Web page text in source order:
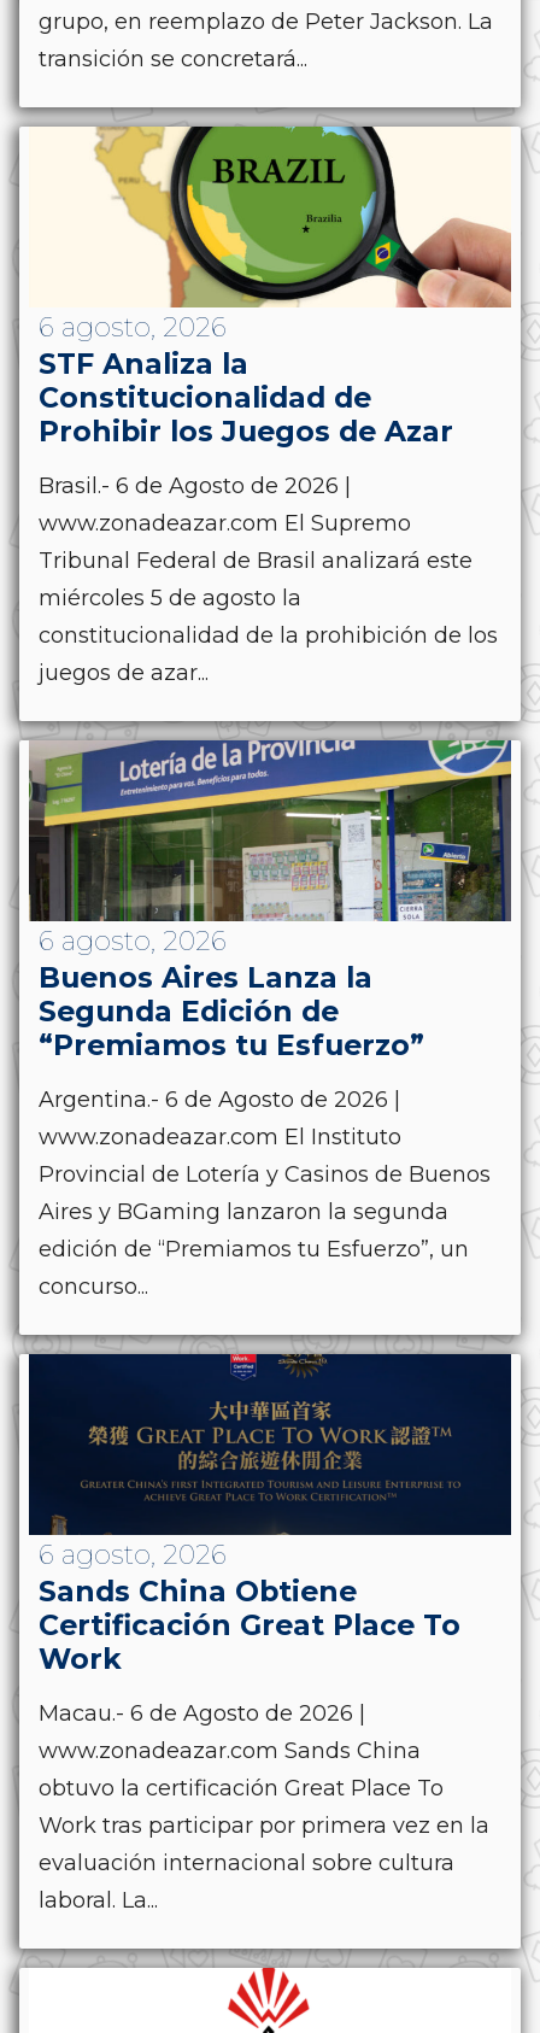
grupo, en reemplazo de Peter Jackson. La
transición se concretará...
6 agosto, 2026
STF Analiza la
Constitucionalidad de
Prohibir los Juegos de Azar
Brasil.- 6 de Agosto de 2026 |
www.zonadeazar.com El Supremo
Tribunal Federal de Brasil analizará este
miércoles 5 de agosto la
constitucionalidad de la prohibición de los
juegos de azar...
6 agosto, 2026
Buenos Aires Lanza la
Segunda Edición de
“Premiamos tu Esfuerzo”
Argentina.- 6 de Agosto de 2026 |
www.zonadeazar.com El Instituto
Provincial de Lotería y Casinos de Buenos
Aires y BGaming lanzaron la segunda
edición de “Premiamos tu Esfuerzo”, un
concurso...
6 agosto, 2026
Sands China Obtiene
Certificación Great Place To
Work
Macau.- 6 de Agosto de 2026 |
www.zonadeazar.com Sands China
obtuvo la certificación Great Place To
Work tras participar por primera vez en la
evaluación internacional sobre cultura
laboral. La...